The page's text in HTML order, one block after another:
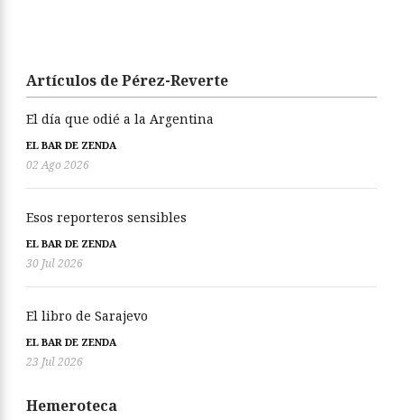
Artículos de Pérez-Reverte
El día que odié a la Argentina
EL BAR DE ZENDA
02 Ago 2026
Esos reporteros sensibles
EL BAR DE ZENDA
30 Jul 2026
El libro de Sarajevo
EL BAR DE ZENDA
23 Jul 2026
Hemeroteca